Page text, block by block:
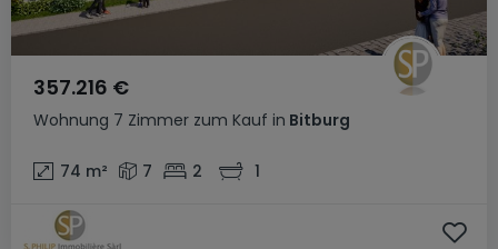
Wohnung 7 Zimmer zum Kauf in Bitburg
357.216 €
74 m² 7 2 1